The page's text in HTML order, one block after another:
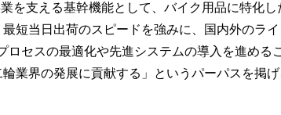
を支える基幹機能として、バイク用品に特化し
短当日出荷のスピードを強みに、国内外のラ
ロセスの最適化や先進システムの導入を進める
業界の発展に貢献する」というパーパスを掲